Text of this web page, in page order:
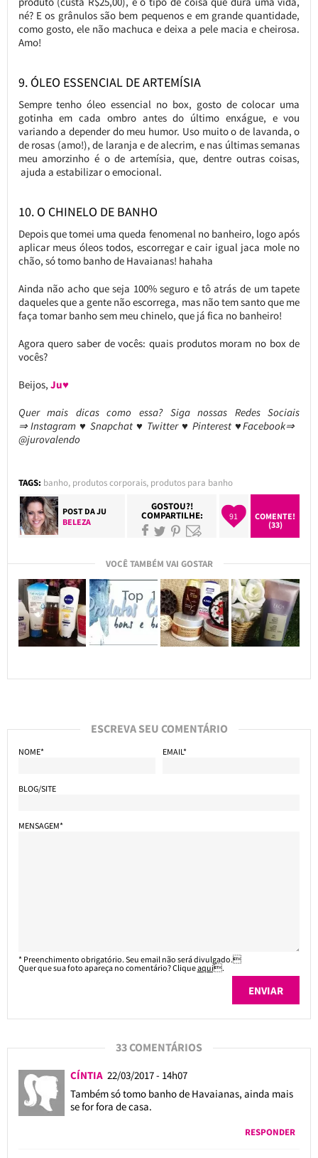
né? E os grânulos são bem pequenos e em grande quantidade,
como gosto, ele não machuca e deixa a pele macia e cheirosa.
Amo!
9. ÓLEO ESSENCIAL DE ARTEMÍSIA
Sempre tenho óleo essencial no box, gosto de colocar uma
gotinha em cada ombro antes do último enxágue, e vou
variando a depender do meu humor. Uso muito o de lavanda, o
de rosas (amo!), de laranja e de alecrim, e nas últimas semanas
meu amorzinho é o de artemísia, que, dentre outras coisas,
ajuda a estabilizar o emocional.
10. O CHINELO DE BANHO
Depois que tomei uma queda fenomenal no banheiro, logo após
aplicar meus óleos todos, escorregar e cair igual jaca mole no
chão, só tomo banho de Havaianas! hahaha
Ainda não acho que seja 100% seguro e tô atrás de um tapete
daqueles que a gente não escorrega, mas não tem santo que me
faça tomar banho sem meu chinelo, que já fica no banheiro!
Agora quero saber de vocês: quais produtos moram no box de
vocês?
Beijos, Ju♥
Quer mais dicas como essa? Siga nossas Redes Sociais
⇒ Instagram ♥ Snapchat ♥ Twitter ♥ Pinterest ♥Facebook⇒
@jurovalendo
TAGS: banho, produtos corporais, produtos para banho
POST DAJU
BELEZA
GOSTOU?!
COMPARTILHE: 91
COMENTE!
(33)
VOCÊ TAMBÉM VAI GOSTAR
ESCREVA SEU COMENTÁRIO
NOME* EMAIL*
BLOG/SITE
MENSAGEM*
* Preenchimento obrigatório. Seu email não será divulgado.
Quer que sua foto apareça no comentário? Cliqueaqui.
33 COMENTÁRIOS
CÍNTIA 22/03/2017 - 14h07
Também só tomo banho de Havaianas, ainda mais
se for fora de casa.
RESPONDER